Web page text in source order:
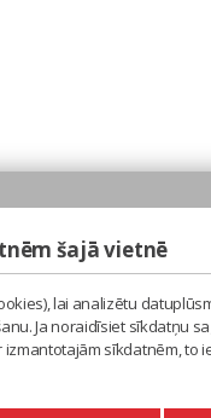
šajā vietnē
lai analizētu
Ja noraidīsiet sīkdatņu
sīkdatnēm,